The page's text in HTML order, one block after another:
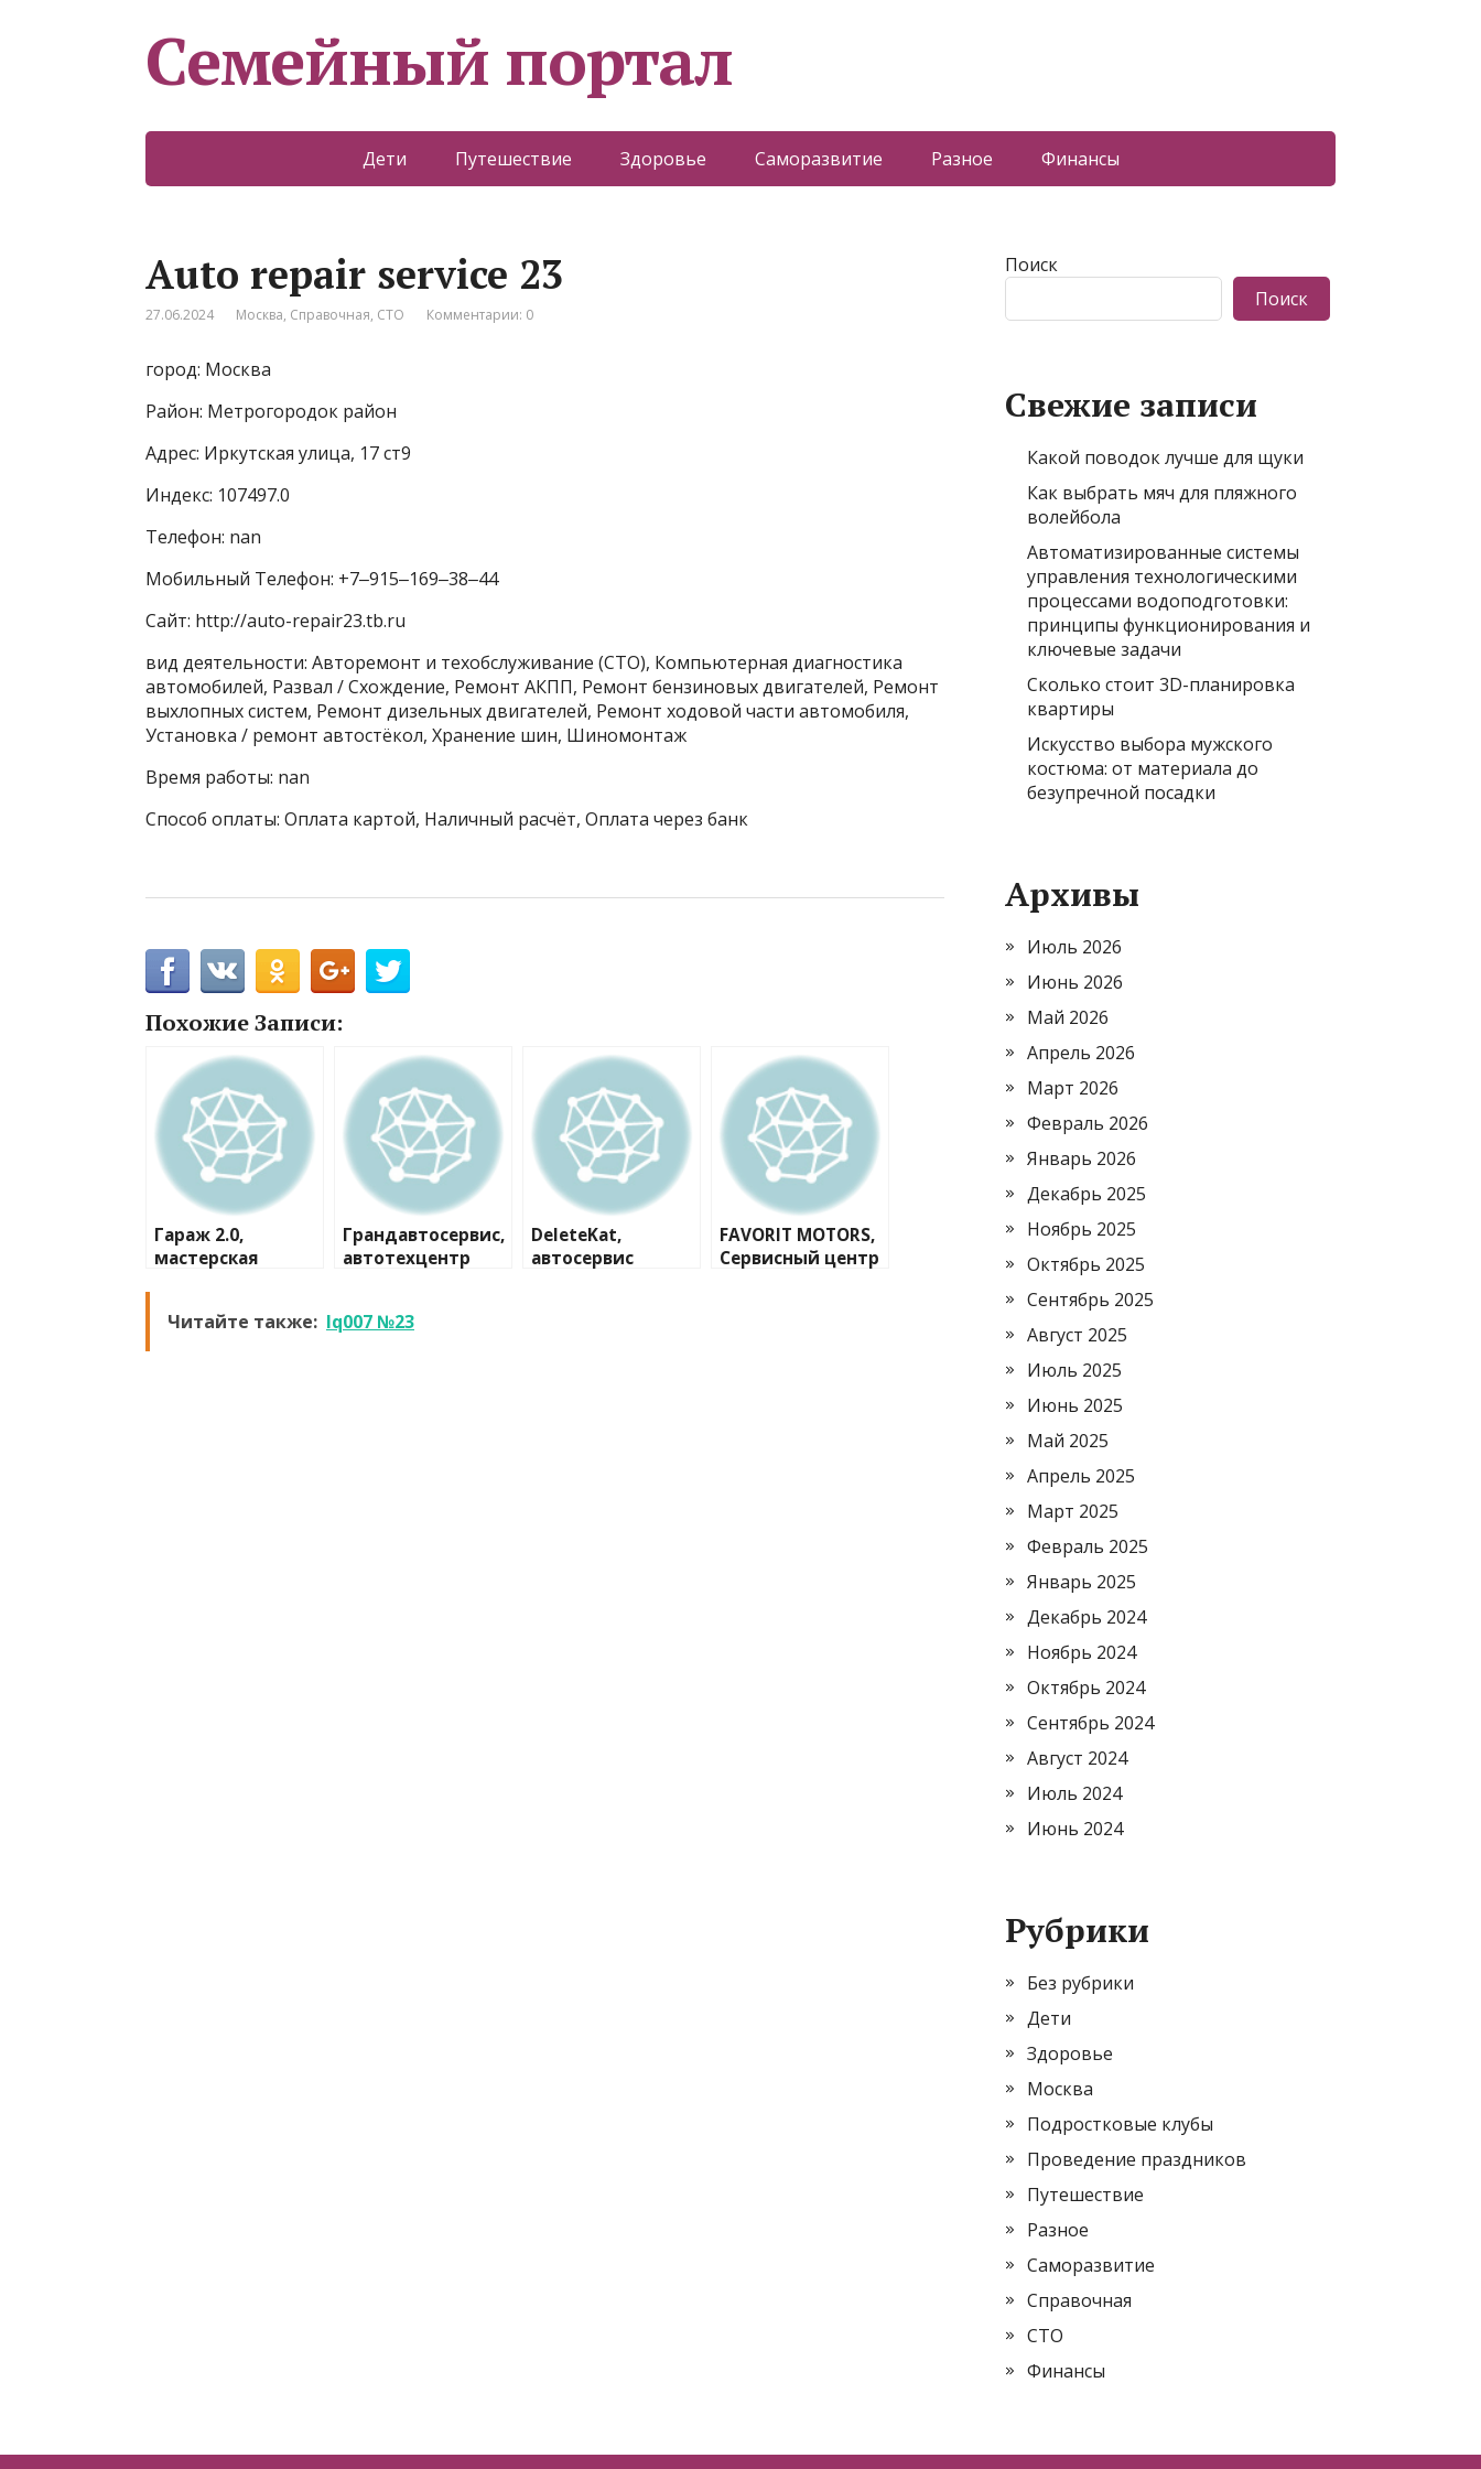
Семейный портал
Дети Путешествие Здоровье Саморазвитие Разное Финансы
Auto repair service 23
27.06.2024 Москва, Справочная, СТО Комментарии: 0
город: Москва
Район: Метрогородок район
Адрес: Иркутская улица, 17 ст9
Индекс: 107497.0
Телефон: nan
Мобильный Телефон: +7‒915‒169‒38‒44
Сайт: http://auto-repair23.tb.ru
вид деятельности: Авторемонт и техобслуживание (СТО), Компьютерная диагностика
автомобилей, Развал / Схождение, Ремонт АКПП, Ремонт бензиновых двигателей, Ремонт
выхлопных систем, Ремонт дизельных двигателей, Ремонт ходовой части автомобиля,
Установка / ремонт автостёкол, Хранение шин, Шиномонтаж
Время работы: nan
Способ оплаты: Оплата картой, Наличный расчёт, Оплата через банк
Похожие Записи:
Гараж 2.0,
мастерская
Грандавтосервис,
автотехцентр
DeleteKat,
автосервис
FAVORIT MOTORS,
Сервисный центр
Читайте также: Iq007 №23
Поиск
Поиск
Свежие записи
Какой поводок лучше для щуки
Как выбрать мяч для пляжного
волейбола
Автоматизированные системы
управления технологическими
процессами водоподготовки:
принципы функционирования и
ключевые задачи
Сколько стоит 3D-планировка
квартиры
Искусство выбора мужского
костюма: от материала до
безупречной посадки
Архивы
Июль 2026
Июнь 2026
Май 2026
Апрель 2026
Март 2026
Февраль 2026
Январь 2026
Декабрь 2025
Ноябрь 2025
Октябрь 2025
Сентябрь 2025
Август 2025
Июль 2025
Июнь 2025
Май 2025
Апрель 2025
Март 2025
Февраль 2025
Январь 2025
Декабрь 2024
Ноябрь 2024
Октябрь 2024
Сентябрь 2024
Август 2024
Июль 2024
Июнь 2024
Рубрики
Без рубрики
Дети
Здоровье
Москва
Подростковые клубы
Проведение праздников
Путешествие
Разное
Саморазвитие
Справочная
СТО
Финансы